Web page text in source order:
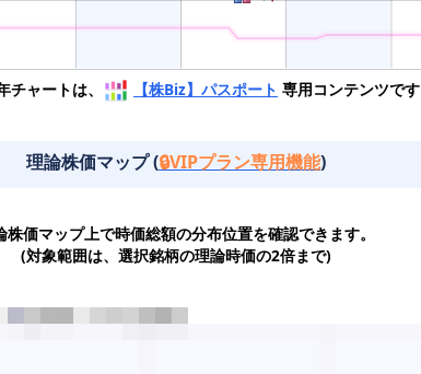
チャートは、 【株Biz】パスポート 専用コンテンツで
理論株価マップ (🔒VIPプラン専用機能)
株価マップ上で時価総額の分布位置を確認できます。
(対象範囲は、選択銘柄の理論時価の2倍まで)